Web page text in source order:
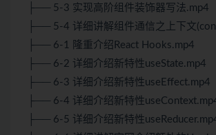
├── 5-3 实现高阶组件装饰器写法.mp4
├── 5-4 详细讲解组件通信之上下文
├── 6-1 隆重介绍React Hooks.mp4
├── 6-2 详细介绍新特性useState.mp4
├── 6-3 详细介绍新特性useEffect.mp4
├── 6-4 详细介绍新特性
├── 6-5 详细介绍新特性